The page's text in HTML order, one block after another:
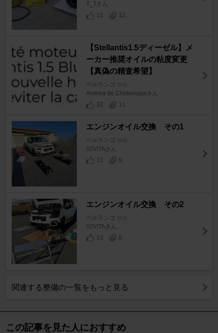
T_Tさん
11
12
【Stellantis1.5ディーゼル】メ
ーカー推奨オイルの粘度変更
【真偽の精査希望】
ベルランゴ [K9]
Andrea de Chatanoppiさん
32
11
エンジンオイル交換 その1
ベルランゴ [K9]
02VITAさん
11
9
エンジンオイル交換 その2
ベルランゴ [K9]
02VITAさん
13
8
関連する整備の一覧をもっと見る
この記事を見た人におすすめ